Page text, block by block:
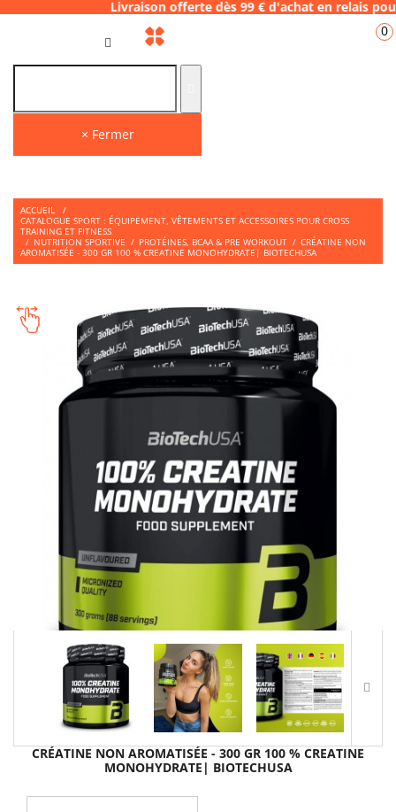
Livraison offerte dès 99 € d'achat en
× Fermer
0
ACCUEIL
/
CATALOGUE SPORT : ÉQUIPEMENT, VÊTEMENTS ET ACCESSOIRES POUR CROSS
TRAINING ET FITNESS
/ NUTRITION SPORTIVE / PROTÉINES, BCAA & PRE WORKOUT / CRÉATINE NON
AROMATISÉE - 300 GR 100 % CREATINE MONOHYDRATE| BIOTECHUSA
CRÉATINE NON AROMATISÉE - 300 GR 100 % CREATINE
MONOHYDRATE| BIOTECHUSA